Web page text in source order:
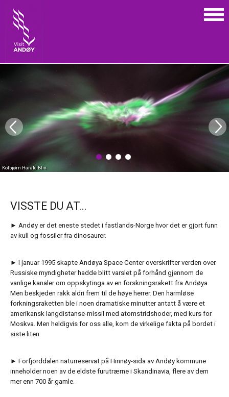
Kolbjørn Harald Blix
VISSTE DU AT...
► Andøy er det eneste stedet i fastlands-Norge hvor det er gjort funn
av kull og fossiler fra dinosaurer.
► I januar 1995 skapte Andøya Space Center overskrifter verden over.
Russiske myndigheter hadde blitt varslet på forhånd gjennom de
vanlige kanaler om oppskytinga av en forskningsrakett fra Andøya.
Men beskjeden rakk aldri frem til de høye herrer. Den harmløse
forkningsraketten ble i noen dramatiske minutter antatt å være et
amerikansk langdistanse-missil med atomstridshoder, med kurs for
Moskva. Men heldigvis for oss alle, kom de virkelige fakta på bordet i
siste liten.
► Forfjorddalen naturreservat på Hinnøy-sida av Andøy kommune
inneholder noen av de eldste furutrærne i Skandinavia, flere av dem
mer enn 700 år gamle.